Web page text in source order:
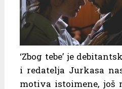
‘Zbog tebe’ je
i redatelja Jurkasa
motiva istoimene, još